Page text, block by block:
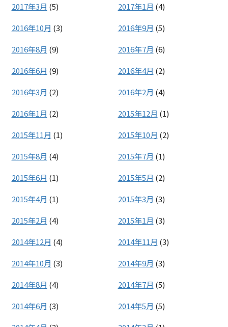
2017年3月 (5) 2017年1月 (4)
2016年10月 (3) 2016年9月 (5)
2016年8月 (9) 2016年7月 (6)
2016年6月 (9) 2016年4月 (2)
2016年3月 (2) 2016年2月 (4)
2016年1月 (2) 2015年12月 (1)
2015年11月 (1) 2015年10月 (2)
2015年8月 (4) 2015年7月 (1)
2015年6月 (1) 2015年5月 (2)
2015年4月 (1) 2015年3月 (3)
2015年2月 (4) 2015年1月 (3)
2014年12月 (4) 2014年11月 (3)
2014年10月 (3) 2014年9月 (3)
2014年8月 (4) 2014年7月 (5)
2014年6月 (3) 2014年5月 (5)